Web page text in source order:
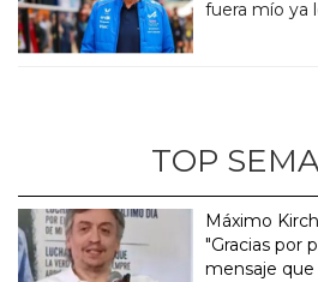
fuera mío ya
TOP
Máximo
"Gracias por
mensaje